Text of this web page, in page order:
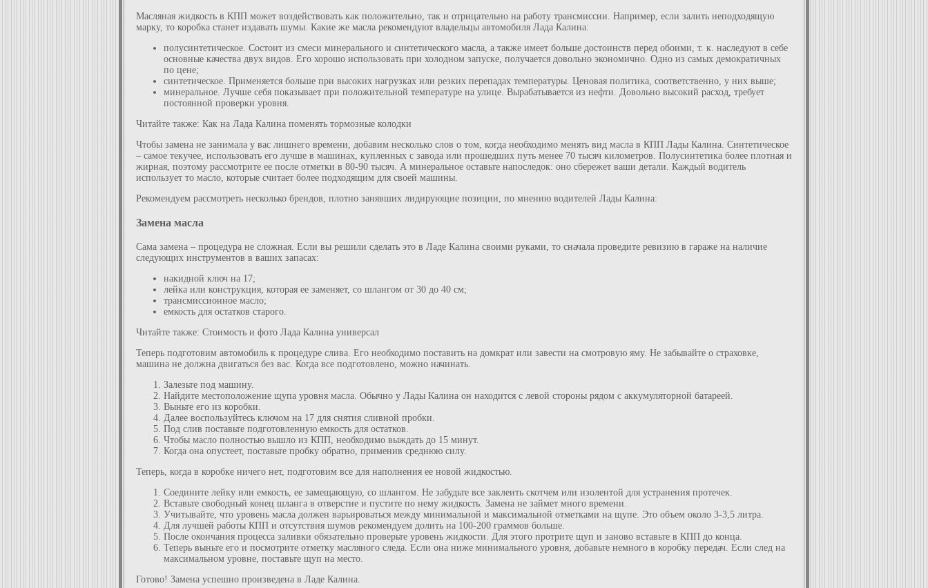
Масляная жидкость в КПП может воздействовать как положительно, так и отрицательно на работу трансмиссии. Например, если залить неподходящую
марку, то коробка станет издавать шумы. Какие же масла рекомендуют владельцы автомобиля Лада Калина:
полусинтетическое. Состоит из смеси минерального и синтетического масла, а также имеет больше достоинств перед обоими, т. к. наследуют в себе
основные качества двух видов. Его хорошо использовать при холодном запуске, получается довольно экономично. Одно из самых демократичных
по цене;
синтетическое. Применяется больше при высоких нагрузках или резких перепадах температуры. Ценовая политика, соответственно, у них выше;
минеральное. Лучше себя показывает при положительной температуре на улице. Вырабатывается из нефти. Довольно высокий расход, требует
постоянной проверки уровня.
Читайте также: Как на Лада Калина поменять тормозные колодки
Чтобы замена не занимала у вас лишнего времени, добавим несколько слов о том, когда необходимо менять вид масла в КПП Лады Калина. Синтетическое
– самое текучее, использовать его лучше в машинах, купленных с завода или прошедших путь менее 70 тысяч километров. Полусинтетика более плотная и
жирная, поэтому рассмотрите ее после отметки в 80-90 тысяч. А минеральное оставьте напоследок: оно сбережет ваши детали. Каждый водитель
использует то масло, которые считает более подходящим для своей машины.
Рекомендуем рассмотреть несколько брендов, плотно занявших лидирующие позиции, по мнению водителей Лады Калина:
Замена масла
Сама замена – процедура не сложная. Если вы решили сделать это в Ладе Калина своими руками, то сначала проведите ревизию в гараже на наличие
следующих инструментов в ваших запасах:
накидной ключ на 17;
лейка или конструкция, которая ее заменяет, со шлангом от 30 до 40 см;
трансмиссионное масло;
емкость для остатков старого.
Читайте также: Стоимость и фото Лада Калина универсал
Теперь подготовим автомобиль к процедуре слива. Его необходимо поставить на домкрат или завести на смотровую яму. Не забывайте о страховке,
машина не должна двигаться без вас. Когда все подготовлено, можно начинать.
Залезьте под машину.
Найдите местоположение щупа уровня масла. Обычно у Лады Калина он находится с левой стороны рядом с аккумуляторной батареей.
Выньте его из коробки.
Далее воспользуйтесь ключом на 17 для снятия сливной пробки.
Под слив поставьте подготовленную емкость для остатков.
Чтобы масло полностью вышло из КПП, необходимо выждать до 15 минут.
Когда она опустеет, поставьте пробку обратно, применив среднюю силу.
Теперь, когда в коробке ничего нет, подготовим все для наполнения ее новой жидкостью.
Соедините лейку или емкость, ее замещающую, со шлангом. Не забудьте все заклеить скотчем или изолентой для устранения протечек.
Вставьте свободный конец шланга в отверстие и пустите по нему жидкость. Замена не займет много времени.
Учитывайте, что уровень масла должен варьироваться между минимальной и максимальной отметками на щупе. Это объем около 3-3,5 литра.
Для лучшей работы КПП и отсутствия шумов рекомендуем долить на 100-200 граммов больше.
После окончания процесса заливки обязательно проверьте уровень жидкости. Для этого протрите щуп и заново вставьте в КПП до конца.
Теперь выньте его и посмотрите отметку масляного следа. Если она ниже минимального уровня, добавьте немного в коробку передач. Если след на
максимальном уровне, поставьте щуп на место.
Готово! Замена успешно произведена в Ладе Калина.